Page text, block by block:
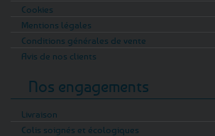
Cookies
Mentions légales
Conditions générales de vente
Avis de nos clients
Nos engagements
Livraison
Colis soignés et écologiques